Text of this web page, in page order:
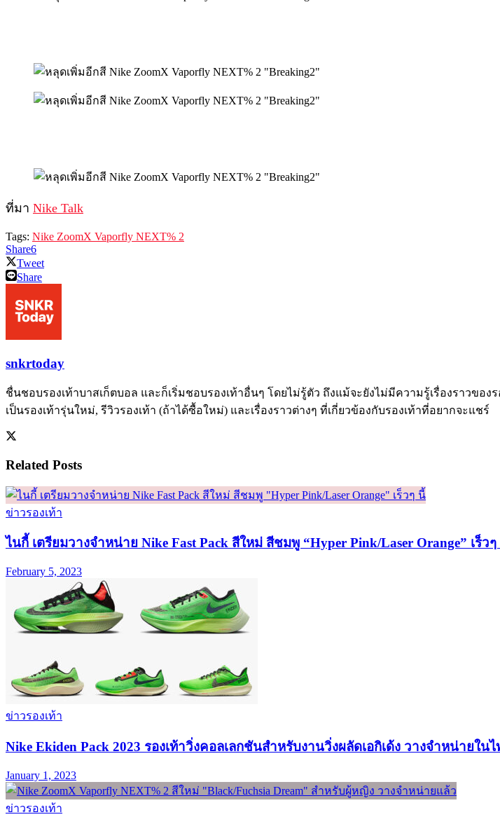
ที่มา Nike Talk
Tags: Nike ZoomX Vaporfly NEXT% 2
Share6
Tweet
Share
snkrtoday
ชื่นชอบรองเท้าบาสเก็ตบอล และก็เริ่มชอบรองเท้าอื่นๆ โดยไม่รู้ตัว ถึงแม้จะยังไม่มีความรู้เรื่องราวของ
เป็นรองเท้ารุ่นใหม่, รีวิวรองเท้า (ถ้าได้ซื้อใหม่) และเรื่องราวต่างๆ ที่เกี่ยวข้องกับรองเท้าที่อยากจะแชร์
Related Posts
ข่าวรองเท้า
ไนกี้ เตรียมวางจำหน่าย Nike Fast Pack สีใหม่ สีชมพู “Hyper Pink/Laser Orange” เร็ว
February 5, 2023
ข่าวรองเท้า
Nike Ekiden Pack 2023 รองเท้าวิ่งคอลเลกชันสำหรับงานวิ่งผลัดเอกิเด้ง วางจำหน่ายใน
January 1, 2023
ข่าวรองเท้า